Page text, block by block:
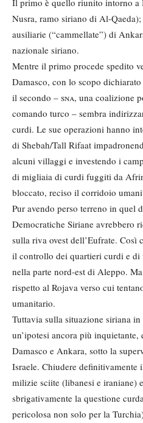
Il primo è quello riunito intorno a
Nusra, ramo siriano di Al-
ausiliarie (“cammellate”) di
nazionale siriano.
Mentre il primo procede spedito
Damasco, con lo scopo
il secondo – sna, una coalizione
comando turco – sembra
curdi. Le sue operazioni hanno
di Shebah/Tall Rifaat
alcuni villaggi e investendo i
di migliaia di curdi fuggiti da
bloccato, reciso il corridoio
Pur avendo perso terreno in quel
Democratiche Siriane avrebbero
sulla riva ovest dell’Eufrate. Così
il controllo dei quartieri curdi e
nella parte nord-est di Aleppo.
rispetto al Rojava verso cui
umanitario.
Tuttavia sulla situazione siriana
un’ipotesi ancora più
Damasco e Ankara, sotto la
Israele. Chiudere
milizie sciite (libanesi e iraniane)
sbrigativamente la questione
pericolosa non solo per la